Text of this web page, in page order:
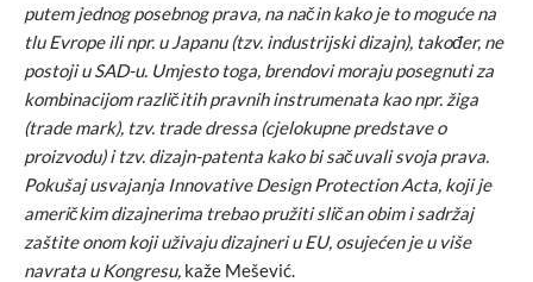
putem jednog posebnog prava, na način kako je to moguće na
tlu Evrope ili npr. u Japanu (tzv. industrijski dizajn), također, ne
postoji u SAD-u. Umjesto toga, brendovi moraju posegnuti za
kombinacijom različitih pravnih instrumenata kao npr. žiga
(trade mark), tzv. trade dressa (cjelokupne predstave o
proizvodu) i tzv. dizajn-patenta kako bi sačuvali svoja prava.
Pokušaj usvajanja Innovative Design Protection Acta, koji je
američkim dizajnerima trebao pružiti sličan obim i sadržaj
zaštite onom koji uživaju dizajneri u EU, osujećen je u više
navrata u Kongresu, kaže Mešević.